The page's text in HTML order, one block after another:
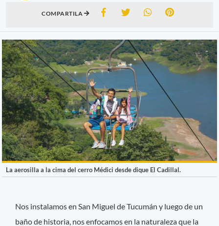
COMPARTILA
La aerosilla a la cima del cerro Médici desde dique El Cadillal.
Nos instalamos en San Miguel de Tucumán y luego de un
baño de historia, nos enfocamos en la naturaleza que la